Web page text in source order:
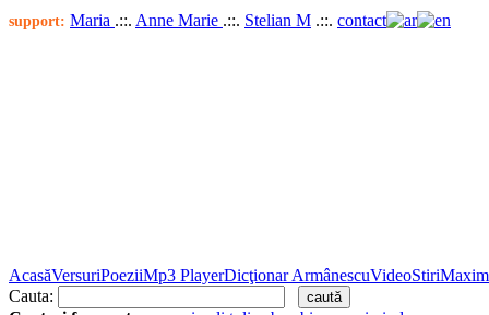
support: Maria .::. Anne Marie .::. Stelian M .::. contact
AcasăVersuriPoeziiMp3 PlayerDicţionar ArmânescuVideoStiri
Cauta: